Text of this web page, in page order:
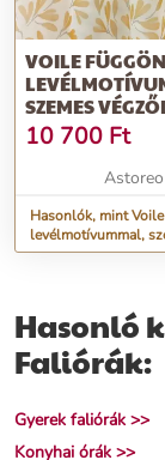
VOILE
SZEMES
10 700 Ft
Astoreo
Hasonlók, mint
levélmotívummal,
végződéssel
Hasonló
Faliórák:
Gyerek faliórák >>
Konyhai órák >>